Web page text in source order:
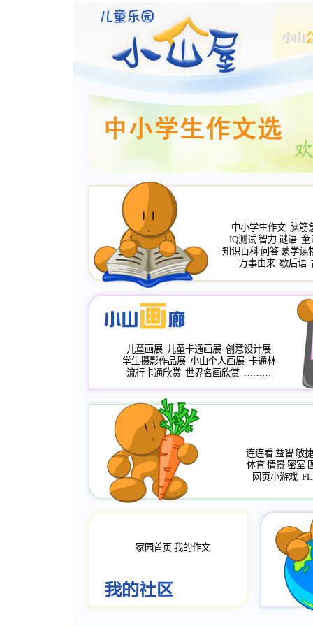
中小学生作文 脑筋
IQ测试 智力 谜语 童
知识百科 问答 蒙学读
万事由来 歇后语
儿童画展 儿童卡通画展 创意设计展
学生摄影作品展 小山个人画展 卡通林
流行卡通欣赏 世界名画欣赏 ………
连连看 益智 敏捷
体育 情景 密室
网页小游戏
家园首页 我的作文